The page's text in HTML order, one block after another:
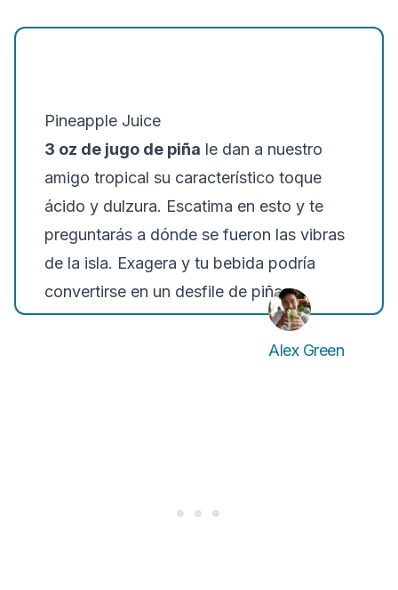
Pineapple Juice
3 oz de jugo de piña le dan a nuestro
amigo tropical su característico toque
ácido y dulzura. Escatima en esto y te
preguntarás a dónde se fueron las vibras
de la isla. Exagera y tu bebida podría
convertirse en un desfile de piñas.
Alex Green